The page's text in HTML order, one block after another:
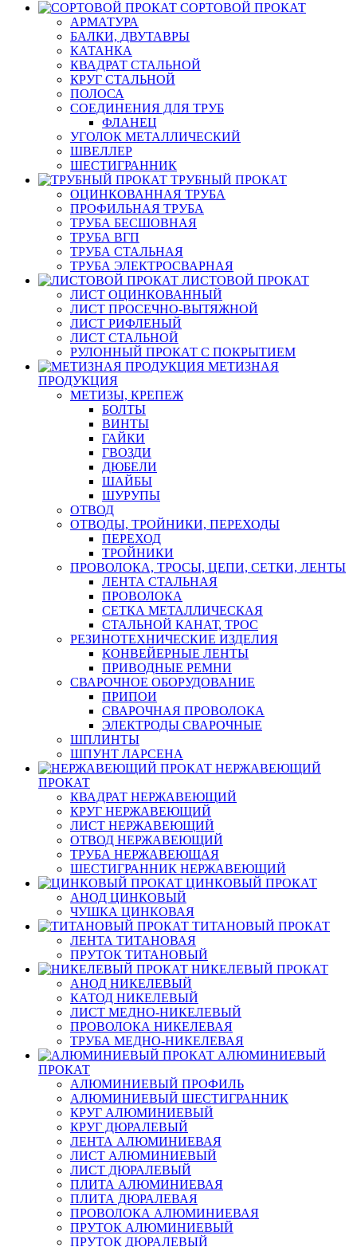
СОРТОВОЙ ПРОКАТ
АРМАТУРА
БАЛКИ, ДВУТАВРЫ
КАТАНКА
КВАДРАТ СТАЛЬНОЙ
КРУГ СТАЛЬНОЙ
ПОЛОСА
СОЕДИНЕНИЯ ДЛЯ ТРУБ
ФЛАНЕЦ
УГОЛОК МЕТАЛЛИЧЕСКИЙ
ШВЕЛЛЕР
ШЕСТИГРАННИК
ТРУБНЫЙ ПРОКАТ
ОЦИНКОВАННАЯ ТРУБА
ПРОФИЛЬНАЯ ТРУБА
ТРУБА БЕСШОВНАЯ
ТРУБА ВГП
ТРУБА СТАЛЬНАЯ
ТРУБА ЭЛЕКТРОСВАРНАЯ
ЛИСТОВОЙ ПРОКАТ
ЛИСТ ОЦИНКОВАННЫЙ
ЛИСТ ПРОСЕЧНО-ВЫТЯЖНОЙ
ЛИСТ РИФЛЕНЫЙ
ЛИСТ СТАЛЬНОЙ
РУЛОННЫЙ ПРОКАТ С ПОКРЫТИЕМ
МЕТИЗНАЯ
ПРОДУКЦИЯ
МЕТИЗЫ, КРЕПЕЖ
БОЛТЫ
ВИНТЫ
ГАЙКИ
ГВОЗДИ
ДЮБЕЛИ
ШАЙБЫ
ШУРУПЫ
ОТВОД
ОТВОДЫ, ТРОЙНИКИ, ПЕРЕХОДЫ
ПЕРЕХОД
ТРОЙНИКИ
ПРОВОЛОКА, ТРОСЫ, ЦЕПИ, СЕТКИ, ЛЕНТЫ
ЛЕНТА СТАЛЬНАЯ
ПРОВОЛОКА
СЕТКА МЕТАЛЛИЧЕСКАЯ
СТАЛЬНОЙ КАНАТ, ТРОС
РЕЗИНОТЕХНИЧЕСКИЕ ИЗДЕЛИЯ
КОНВЕЙЕРНЫЕ ЛЕНТЫ
ПРИВОДНЫЕ РЕМНИ
СВАРОЧНОЕ ОБОРУДОВАНИЕ
ПРИПОИ
СВАРОЧНАЯ ПРОВОЛОКА
ЭЛЕКТРОДЫ СВАРОЧНЫЕ
ШПЛИНТЫ
ШПУНТ ЛАРСЕНА
НЕРЖАВЕЮЩИЙ
ПРОКАТ
КВАДРАТ НЕРЖАВЕЮЩИЙ
КРУГ НЕРЖАВЕЮЩИЙ
ЛИСТ НЕРЖАВЕЮЩИЙ
ОТВОД НЕРЖАВЕЮЩИЙ
ТРУБА НЕРЖАВЕЮЩАЯ
ШЕСТИГРАННИК НЕРЖАВЕЮЩИЙ
ЦИНКОВЫЙ ПРОКАТ
АНОД ЦИНКОВЫЙ
ЧУШКА ЦИНКОВАЯ
ТИТАНОВЫЙ ПРОКАТ
ЛЕНТА ТИТАНОВАЯ
ПРУТОК ТИТАНОВЫЙ
НИКЕЛЕВЫЙ ПРОКАТ
АНОД НИКЕЛЕВЫЙ
КАТОД НИКЕЛЕВЫЙ
ЛИСТ МЕДНО-НИКЕЛЕВЫЙ
ПРОВОЛОКА НИКЕЛЕВАЯ
ТРУБА МЕДНО-НИКЕЛЕВАЯ
АЛЮМИНИЕВЫЙ
ПРОКАТ
АЛЮМИНИЕВЫЙ ПРОФИЛЬ
АЛЮМИНИЕВЫЙ ШЕСТИГРАННИК
КРУГ АЛЮМИНИЕВЫЙ
КРУГ ДЮРАЛЕВЫЙ
ЛЕНТА АЛЮМИНИЕВАЯ
ЛИСТ АЛЮМИНИЕВЫЙ
ЛИСТ ДЮРАЛЕВЫЙ
ПЛИТА АЛЮМИНИЕВАЯ
ПЛИТА ДЮРАЛЕВАЯ
ПРОВОЛОКА АЛЮМИНИЕВАЯ
ПРУТОК АЛЮМИНИЕВЫЙ
ПРУТОК ДЮРАЛЕВЫЙ